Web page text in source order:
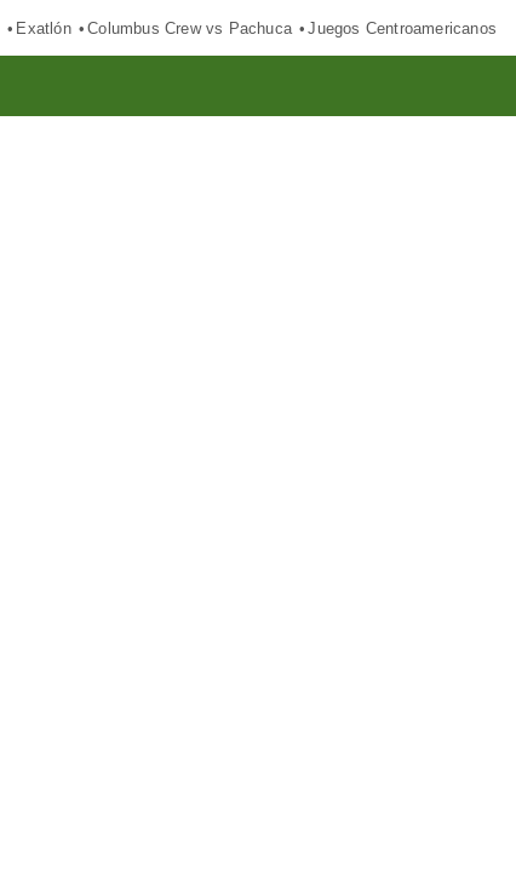
Exatlón Columbus Crew vs Pachuca Juegos Centroamericanos